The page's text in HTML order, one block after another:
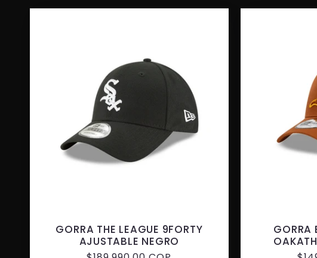
GORRA THE LEAGUE 9FORTY
AJUSTABLE NEGRO
GORRA